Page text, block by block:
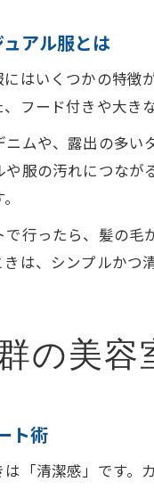
アル服とは
はいくつかの特
フード付きや大き
ムや、露出の多
服の汚れにつな
行ったら、髪の
は、シンプルかつ
の美容
ト術
「清潔感」です